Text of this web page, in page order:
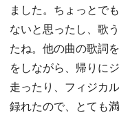
ました。ちょっとで
ないと思ったし、歌
たね。他の曲の歌詞
をしながら、帰りに
走ったり、フィジカ
録れたので、とても